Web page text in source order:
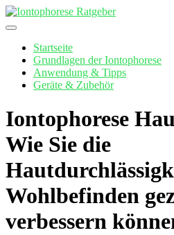
Skip
to
Startseite
Grundlagen der Iontophorese
Anwendung & Tipps
Geräte & Zubehör
Iontophorese
Wie Sie die
Wohlbefinden
verbessern